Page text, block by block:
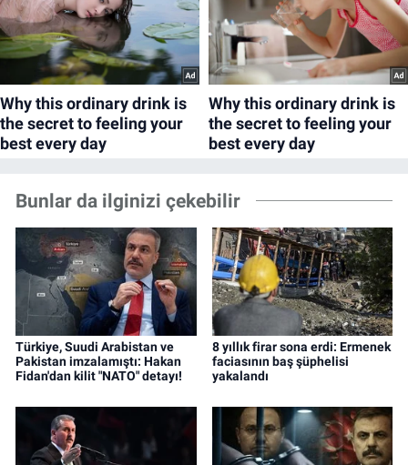
Bunlar da ilginizi çekebilir
Türkiye, Suudi Arabistan ve
Pakistan imzalamıştı: Hakan
Fidan'dan kilit "NATO" detayı!
8 yıllık firar sona erdi: Ermenek
faciasının baş şüphelisi
yakalandı